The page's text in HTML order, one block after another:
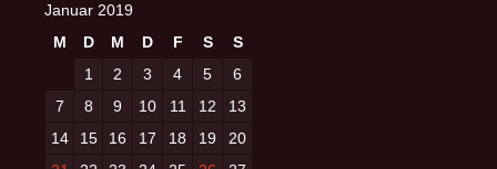
Januar 2019
M
D M D F S
S
1
2 3 4 5
6
7
8 9 10 11 12
13
14
15 16 17 18 19
20